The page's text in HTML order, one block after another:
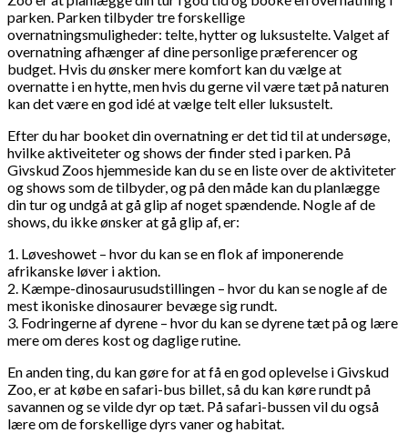
parken. Parken tilbyder tre forskellige
overnatningsmuligheder: telte, hytter og luksustelte. Valget af
overnatning afhænger af dine personlige præferencer og
budget. Hvis du ønsker mere komfort kan du vælge at
overnatte i en hytte, men hvis du gerne vil være tæt på naturen
kan det være en god idé at vælge telt eller luksustelt.
Efter du har booket din overnatning er det tid til at undersøge,
hvilke aktiveiteter og shows der finder sted i parken. På
Givskud Zoos hjemmeside kan du se en liste over de aktiviteter
og shows som de tilbyder, og på den måde kan du planlægge
din tur og undgå at gå glip af noget spændende. Nogle af de
shows, du ikke ønsker at gå glip af, er:
1. Løveshowet – hvor du kan se en flok af imponerende
afrikanske løver i aktion.
2. Kæmpe-dinosaurusudstillingen – hvor du kan se nogle af de
mest ikoniske dinosaurer bevæge sig rundt.
3. Fodringerne af dyrene – hvor du kan se dyrene tæt på og lære
mere om deres kost og daglige rutine.
En anden ting, du kan gøre for at få en god oplevelse i Givskud
Zoo, er at købe en safari-bus billet, så du kan køre rundt på
savannen og se vilde dyr op tæt. På safari-bussen vil du også
lære om de forskellige dyrs vaner og habitat.